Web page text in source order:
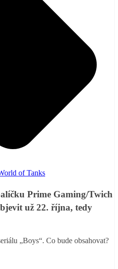
of Tanks
Prime Gaming/Twich
už 22. října, tedy
„Boys“. Co bude obsahovat?